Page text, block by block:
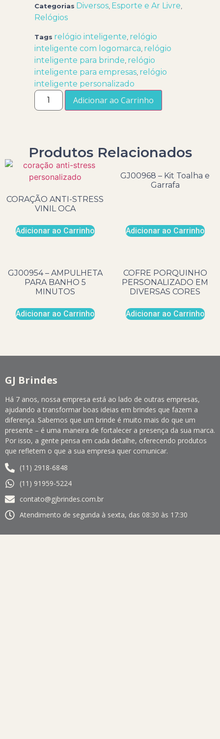
Categorias Diversos Esporte e Ar Livre
Relógios
Tags relógio inteligente relógio
inteligente com logomarca relógio
inteligente para brinde relógio
inteligente para empresas relógio
inteligente personalizado
Adicionar ao Carrinho
Produtos Relacionados
CORAÇÃO ANTI-STRESS
VINIL OCA
Adicionar ao Carrinho
GJ00968 – Kit Toalha e
Garrafa
Adicionar ao Carrinho
GJ00954 – AMPULHETA
PARA BANHO 5
MINUTOS
Adicionar ao Carrinho
COFRE PORQUINHO
PERSONALIZADO EM
DIVERSAS CORES
Adicionar ao Carrinho
GJ Brindes
Há 7 anos, nossa empresa está ao lado de outras empresas,
ajudando a transformar boas ideias em brindes que fazem a
diferença. Sabemos que um brinde é muito mais do que um
presente – é uma maneira de fortalecer a presença da sua marca.
Por isso, a gente pensa em cada detalhe, oferecendo produtos
que refletem o que a sua empresa quer comunicar.
(11) 2918-6848
(11) 91959-5224
contato@gjbrindes.com.br
Atendimento de segunda à sexta, das 08:30 às 17:30